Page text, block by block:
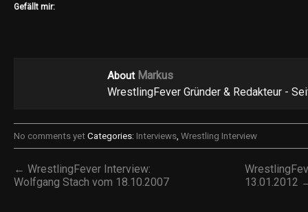
Gefällt mir:
About Markus
WrestlingFever Gründer & Redakteur -
No comments yet Categories: Interviews, Wrestling Interview
← WrestlingFever Interview:
Wolfgang Stach vom 18.10.2007
13.01.2012